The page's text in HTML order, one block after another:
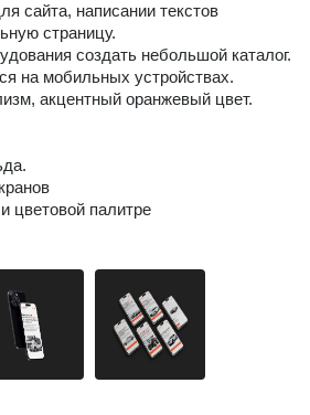
сайта, написании текстов
страницу.
создать небольшой каталог.
на мобильных устройствах.
акцентный оранжевый цвет.
цветовой палитре